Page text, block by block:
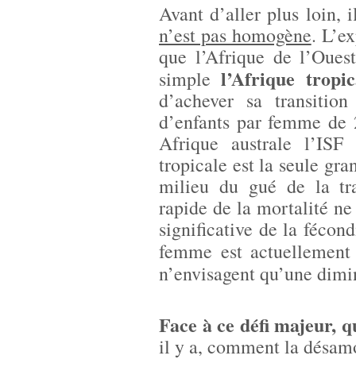
Avant d’aller plus loin,
n’est pas homogène.
que l’Afrique de
simplel’Afrique
d’achever sa
d’enfants par femme
Afrique australe
tropicale est la seule
milieu du gué de la
rapide de la mortalité ne
significative de la
femme est
n’envisagent qu’une
Face à ce défi majeur,
il y a, comment la